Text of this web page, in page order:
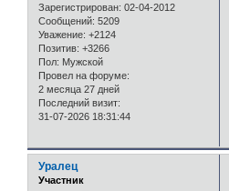
Зарегистрирован: 02-04-2012
Сообщений: 5209
Уважение: +2124
Позитив: +3266
Пол: Мужской
Провел на форуме:
2 месяца 27 дней
Последний визит:
31-07-2026 18:31:44
Уралец
Участник